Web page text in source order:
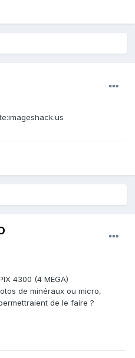
4300 (4 MEGA)
de minéraux ou micro,
de le faire ?